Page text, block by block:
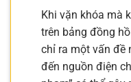
Khi vặn khóa mà
trên bảng đồng
chỉ ra một vấn đề
đến nguồn điện